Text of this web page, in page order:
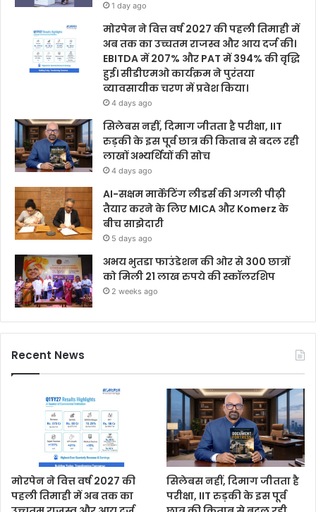
1 day ago
मोरपेन ने वित्त वर्ष 2027 की पहली तिमाही में
अब तक का उच्चतम राजस्व और आय दर्ज की।
EBITDA में 207% और PAT में 394% की वृद्धि
हुई। सीडीएमओ कार्यक्रम ने पुरंतया
व्यावसायीक चरण में प्रवेश किया।
4 days ago
सिलेबस नहीं, दिमाग जीतता है परीक्षा, IIT
रुड़की के इस पूर्व छात्र की किताब से बदल रही
लाखों अभ्यर्थियों की सोच
4 days ago
AI-सक्षम मार्केटिंग लीडर्स की अगली पीढ़ी
तैयार करने के लिए MICA और Komerz के
बीच साझेदारी
5 days ago
अभय भुतडा फाउंडेशन की ओर से 300 छात्रों
को मिली 21 लाख रुपये की स्कॉलरशिप
2 weeks ago
Recent News
मोरपेन ने वित्त वर्ष 2027 की
पहली तिमाही में अब तक का
सिलेबस नहीं, दिमाग जीतता है
परीक्षा, IIT रुड़की के इस पूर्व